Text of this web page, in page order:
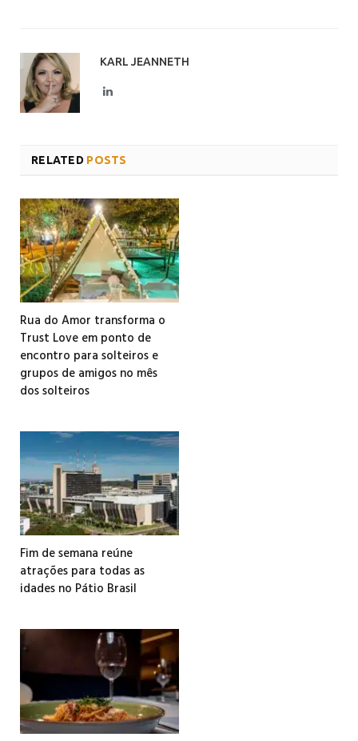
KARL JEANNETH
LinkedIn
RELATED POSTS
Rua do Amor transforma o
Trust Love em ponto de
encontro para solteiros e
grupos de amigos no mês
dos solteiros
Fim de semana reúne
atrações para todas as
idades no Pátio Brasil